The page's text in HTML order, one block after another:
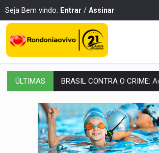
Seja Bem vindo. Entrar / Assinar
ÚLTIMAS TRAGÉDIA:Sobe para cinco o número de
TRANSPORTE DE ARROZ:MPF
DEEPFAKE:Sancionada lei contra
COLEGIADO:Brasil e Rússia